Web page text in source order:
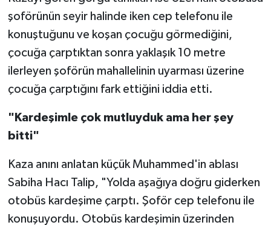
şoförünün seyir halinde iken cep telefonu ile
konuştuğunu ve koşan çocuğu görmediğini,
çocuğa çarptıktan sonra yaklaşık 10 metre
ilerleyen şoförün mahallelinin uyarması üzerine
çocuğa çarptığını fark ettiğini iddia etti.
"Kardeşimle çok mutluyduk ama her şey
bitti"
Kaza anını anlatan küçük Muhammed'in ablası
Sabiha Hacı Talip, "Yolda aşağıya doğru giderken
otobüs kardeşime çarptı. Şoför cep telefonu ile
konuşuyordu. Otobüs kardeşimin üzerinden